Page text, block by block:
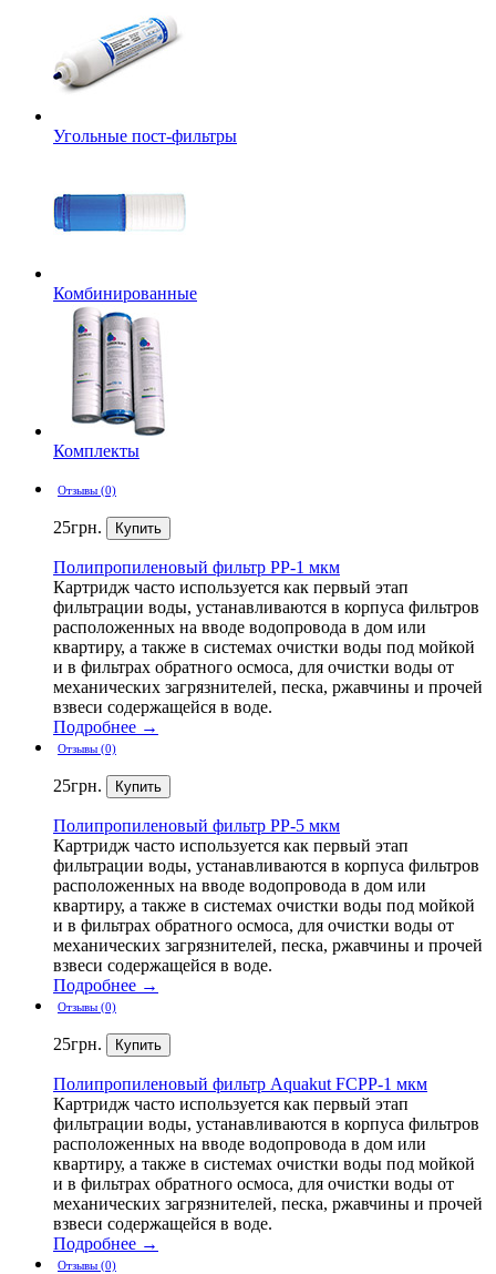
Угольные пост-фильтры
Комбинированные
Комплекты
Отзывы (0)
25грн.
Полипропиленовый фильтр PP-1 мкм
Картридж часто используется как первый этап
фильтрации воды, устанавливаются в корпуса фильтров
расположенных на вводе водопровода в дом или
квартиру, а также в системах очистки воды под мойкой
и в фильтрах обратного осмоса, для очистки воды от
механических загрязнителей, песка, ржавчины и прочей
взвеси содержащейся в воде.
Подробнее →
Отзывы (0)
25грн.
Полипропиленовый фильтр PP-5 мкм
Картридж часто используется как первый этап
фильтрации воды, устанавливаются в корпуса фильтров
расположенных на вводе водопровода в дом или
квартиру, а также в системах очистки воды под мойкой
и в фильтрах обратного осмоса, для очистки воды от
механических загрязнителей, песка, ржавчины и прочей
взвеси содержащейся в воде.
Подробнее →
Отзывы (0)
25грн.
Полипропиленовый фильтр Aquakut FCPP-1 мкм
Картридж часто используется как первый этап
фильтрации воды, устанавливаются в корпуса фильтров
расположенных на вводе водопровода в дом или
квартиру, а также в системах очистки воды под мойкой
и в фильтрах обратного осмоса, для очистки воды от
механических загрязнителей, песка, ржавчины и прочей
взвеси содержащейся в воде.
Подробнее →
Отзывы (0)